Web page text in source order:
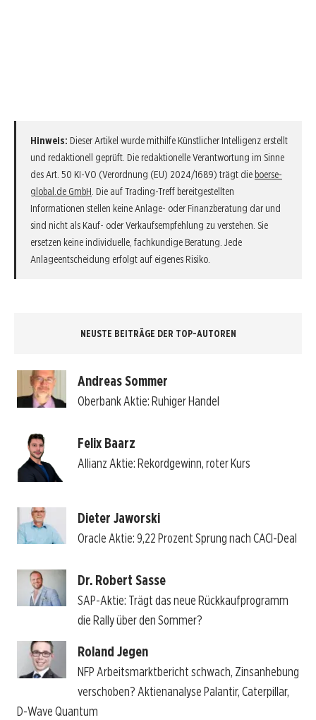
Hinweis: Dieser Artikel wurde mithilfe Künstlicher Intelligenz erstellt
und redaktionell geprüft. Die redaktionelle Verantwortung im Sinne
des Art. 50 KI-VO (Verordnung (EU) 2024/1689) trägt die boerse-
global.de GmbH . Die auf Trading-Treff bereitgestellten
Informationen stellen keine Anlage- oder Finanzberatung dar und
sind nicht als Kauf- oder Verkaufsempfehlung zu verstehen. Sie
ersetzen keine individuelle, fachkundige Beratung. Jede
Anlageentscheidung erfolgt auf eigenes Risiko.
NEUSTE BEITRÄGE DER TOP-AUTOREN
Andreas Sommer
Oberbank Aktie: Ruhiger Handel
Felix Baarz
Allianz Aktie: Rekordgewinn, roter Kurs
Dieter Jaworski
Oracle Aktie: 9,22 Prozent Sprung nach CACI-Deal
Dr. Robert Sasse
SAP-Aktie: Trägt das neue Rückkaufprogramm
die Rally über den Sommer?
Roland Jegen
NFP Arbeitsmarktbericht schwach, Zinsanhebung
verschoben? Aktienanalyse Palantir, Caterpillar,
D-Wave Quantum